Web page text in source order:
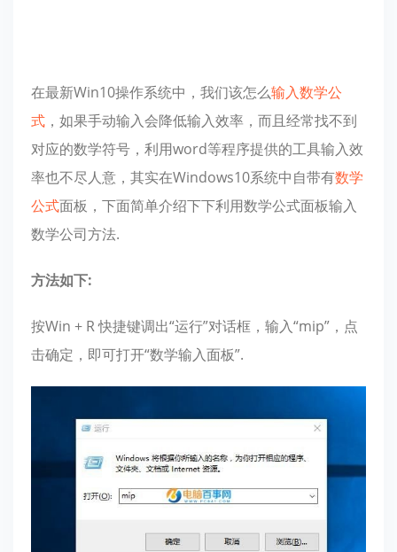
在最新Win10操作系统中，我们该怎么输入数学公
式 ，如果手动输入会降低输入效率，而且经常找不到
对应的数学符号，利用word等程序提供的工具输入效
率也不尽人意，其实在Windows10系统中自带有数学
公式面板，下面简单介绍下下利用数学公式面板输入
数学公司方法.
方法如下:
按Win + R 快捷键调出“运行”对话框，输入“mip”，点
击确定，即可打开“数学输入面板”.